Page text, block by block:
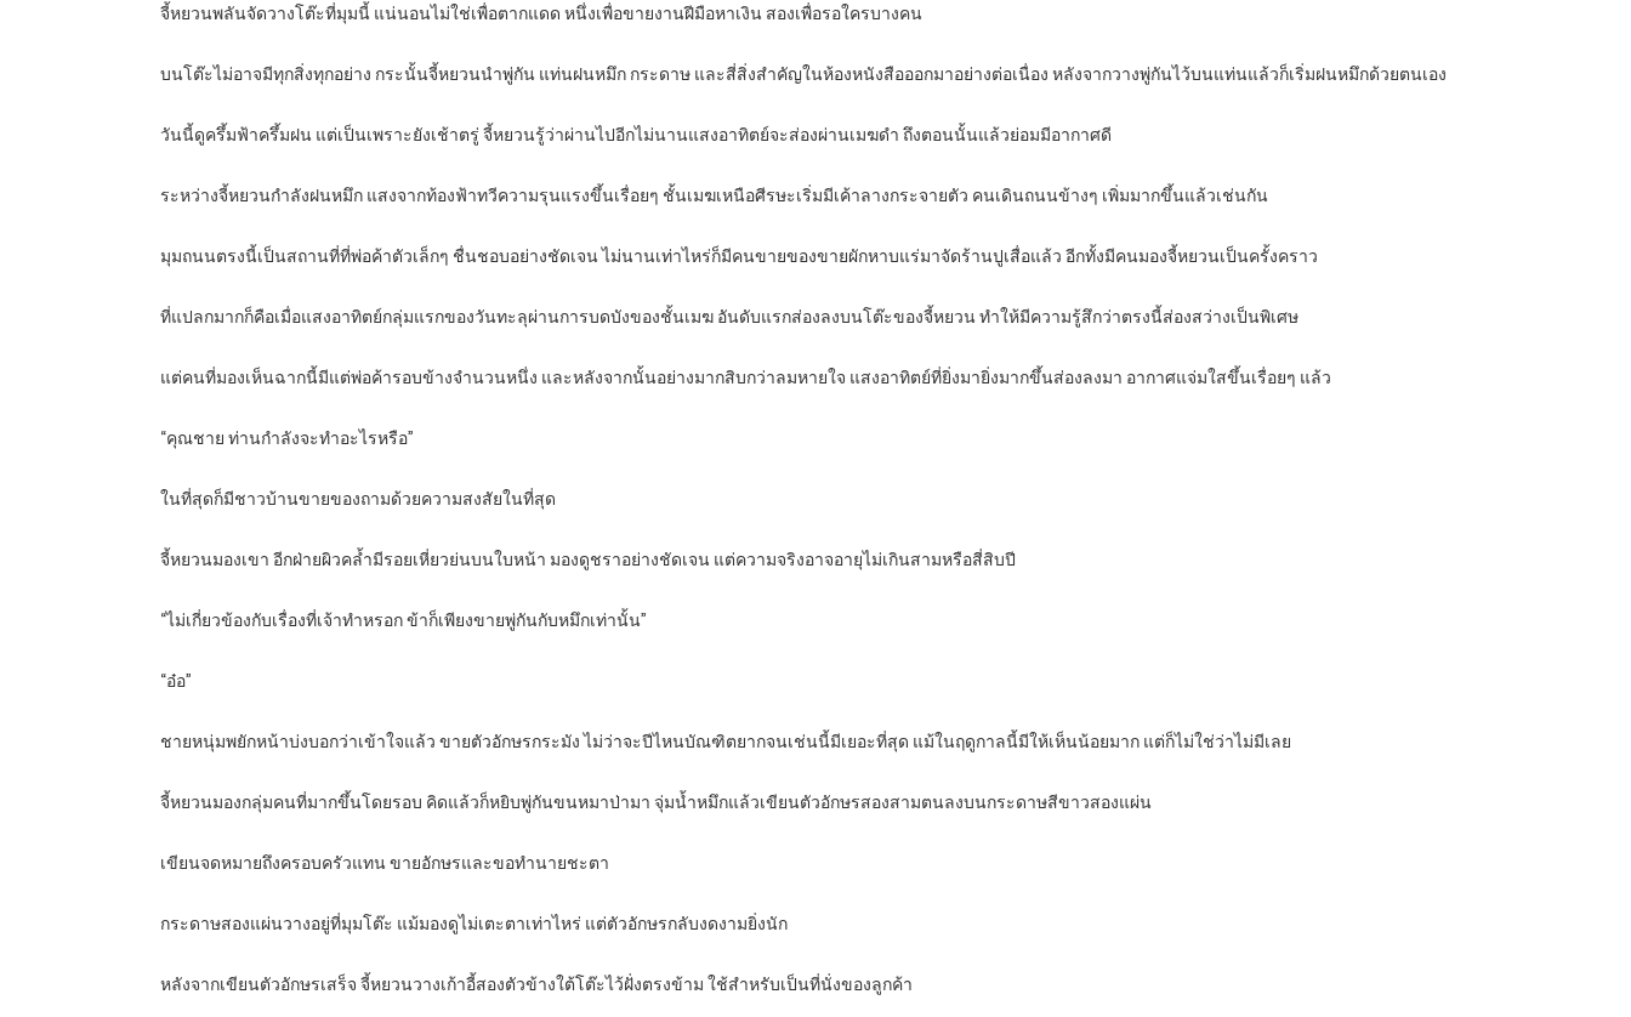
จี้หยวนพลันจัดวางโต๊ะที่มุมนี้ แน่นอนไม่ใช่เพื่อตากแดด หนึ่งเพื่อขายงานฝีมือหาเงิน สองเพื่อรอใครบางคน
บนโต๊ะไม่อาจมีทุกสิ่งทุกอย่าง กระนั้นจี้หยวนนำพู่กัน แท่นฝนหมึก กระดาษ และสี่สิ่งสำคัญในห้องหนังสือออกมาอย่างต่อเนื่อง หลังจากวางพู่กันไว้บนแท่นแล้วก็เริ่มฝนหมึกด้วยตนเอง
วันนี้ดูครึ้มฟ้าครึ้มฝน แต่เป็นเพราะยังเช้าตรู่ จี้หยวนรู้ว่าผ่านไปอีกไม่นานแสงอาทิตย์จะส่องผ่านเมฆดำ ถึงตอนนั้นแล้วย่อมมีอากาศดี
ระหว่างจี้หยวนกำลังฝนหมึก แสงจากท้องฟ้าทวีความรุนแรงขึ้นเรื่อยๆ ชั้นเมฆเหนือศีรษะเริ่มมีเค้าลางกระจายตัว คนเดินถนนข้างๆ เพิ่มมากขึ้นแล้วเช่นกัน
มุมถนนตรงนี้เป็นสถานที่ที่พ่อค้าตัวเล็กๆ ชื่นชอบอย่างชัดเจน ไม่นานเท่าไหร่ก็มีคนขายของขายผักหาบแร่มาจัดร้านปูเสื่อแล้ว อีกทั้งมีคนมองจี้หยวนเป็นครั้งคราว
ที่แปลกมากก็คือเมื่อแสงอาทิตย์กลุ่มแรกของวันทะลุผ่านการบดบังของชั้นเมฆ อันดับแรกส่องลงบนโต๊ะของจี้หยวน ทำให้มีความรู้สึกว่าตรงนี้ส่องสว่างเป็นพิเศษ
แต่คนที่มองเห็นฉากนี้มีแต่พ่อค้ารอบข้างจำนวนหนึ่ง และหลังจากนั้นอย่างมากสิบกว่าลมหายใจ แสงอาทิตย์ที่ยิ่งมายิ่งมากขึ้นส่องลงมา อากาศแจ่มใสขึ้นเรื่อยๆ แล้ว
“คุณชาย ท่านกำลังจะทำอะไรหรือ”
ในที่สุดก็มีชาวบ้านขายของถามด้วยความสงสัยในที่สุด
จี้หยวนมองเขา อีกฝ่ายผิวคล้ำมีรอยเหี่ยวย่นบนใบหน้า มองดูชราอย่างชัดเจน แต่ความจริงอาจอายุไม่เกินสามหรือสี่สิบปี
“ไม่เกี่ยวข้องกับเรื่องที่เจ้าทำหรอก ข้าก็เพียงขายพู่กันกับหมึกเท่านั้น”
“อ๋อ”
ชายหนุ่มพยักหน้าบ่งบอกว่าเข้าใจแล้ว ขายตัวอักษรกระมัง ไม่ว่าจะปีไหนบัณฑิตยากจนเช่นนี้มีเยอะที่สุด แม้ในฤดูกาลนี้มีให้เห็นน้อยมาก แต่ก็ไม่ใช่ว่าไม่มีเลย
จี้หยวนมองกลุ่มคนที่มากขึ้นโดยรอบ คิดแล้วก็หยิบพู่กันขนหมาป่ามา จุ่มน้ำหมึกแล้วเขียนตัวอักษรสองสามตนลงบนกระดาษสีขาวสองแผ่น
เขียนจดหมายถึงครอบครัวแทน ขายอักษรและขอทำนายชะตา
กระดาษสองแผ่นวางอยู่ที่มุมโต๊ะ แม้มองดูไม่เตะตาเท่าไหร่ แต่ตัวอักษรกลับงดงามยิ่งนัก
หลังจากเขียนตัวอักษรเสร็จ จี้หยวนวางเก้าอี้สองตัวข้างใต้โต๊ะไว้ฝั่งตรงข้าม ใช้สำหรับเป็นที่นั่งของลูกค้า